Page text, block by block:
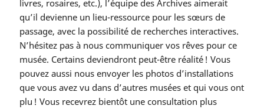
livres, rosaires, etc.), l’équipe des Archives aimerait
qu’il devienne un lieu-ressource pour les sœurs de
passage, avec la possibilité de recherches interactives.
N’hésitez pas à nous communiquer vos rêves pour ce
musée. Certains deviendront peut-être réalité ! Vous
pouvez aussi nous envoyer les photos d’installations
que vous avez vu dans d’autres musées et qui vous ont
plu ! Vous recevrez bientôt une consultation plus